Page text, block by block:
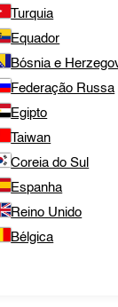
Turquia
Equador
Bósnia e
Federação Russa
Egipto
Taiwan
Coreia do Sul
Espanha
Reino Unido
Bélgica